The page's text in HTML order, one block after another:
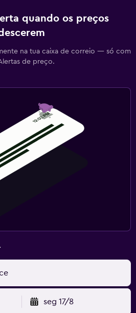
quando os preços
na tua caixa de correio — só com
de preço.
seg 17/8